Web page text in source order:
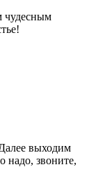
чудесным
выходим
надо, звоните,